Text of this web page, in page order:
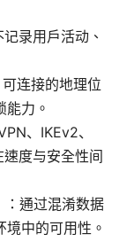
录用户活动、
连接的地理位
力。
、IKEv2、
度与安全性间
通过混淆数据
中的可用性。